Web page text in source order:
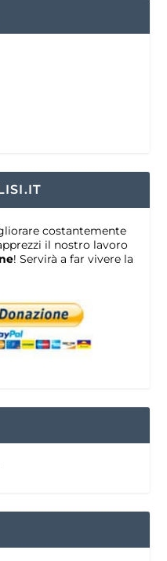
costantemente
il nostro lavoro
! Servirà a far vivere la